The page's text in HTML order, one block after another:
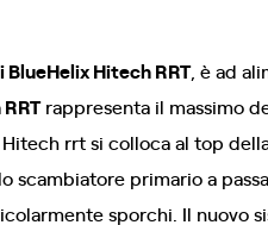
BlueHelix Hitech RRT, è ad
rappresenta il massimo
rrt si colloca al top
scambiatore primario a
sporchi. Il nuovo